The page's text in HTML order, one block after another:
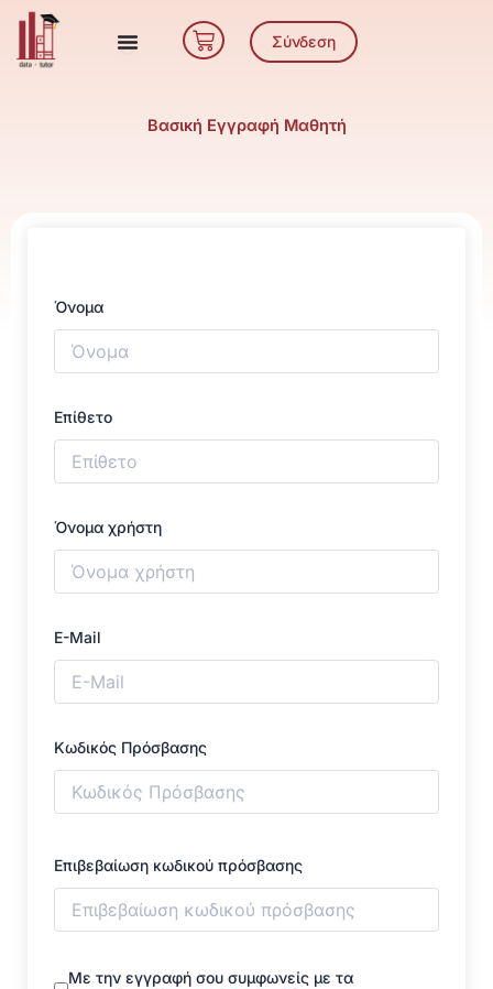
Μετάβαση
περιεχόμενο
Cart Σύνδεση
Βασική Εγγραφή Μαθητή
Όνομα
Επίθετο
Όνομα χρήστη
E-Mail
Κωδικός Πρόσβασης
Επιβεβαίωση κωδικού πρόσβασης
Με την εγγραφή σου συμφωνείς με τα